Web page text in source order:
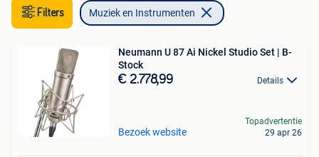
Filters Muziek en Instrumenten
Neumann U 87 Ai Nickel Studio Set | B-
Stock
€ 2.778,99 Details
Bezoek website
Topadvertentie
29 apr 26